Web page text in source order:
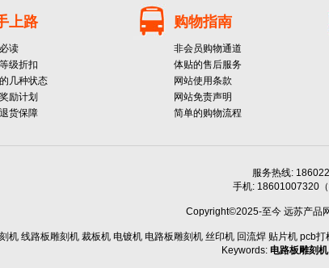
上路
读
级折扣
几种状态
励计划
货保障
购物指南
非会员购物通道
体贴的售后服务
网站使用条款
网站免责声明
简单的购物流程
服务热线:
手机: 18601007320（
Copyright©2025-至今 远苏产品
机 线路板雕刻机 裁板机 电镀机 电路板雕刻机 丝印机 回流焊 贴片机 pcb
Keywords: 电路板雕刻机